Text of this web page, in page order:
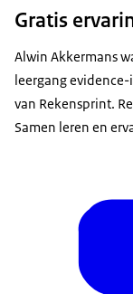
Gratis
Alwin Akkermans
leergang
van Rekensprint.
Samen leren en